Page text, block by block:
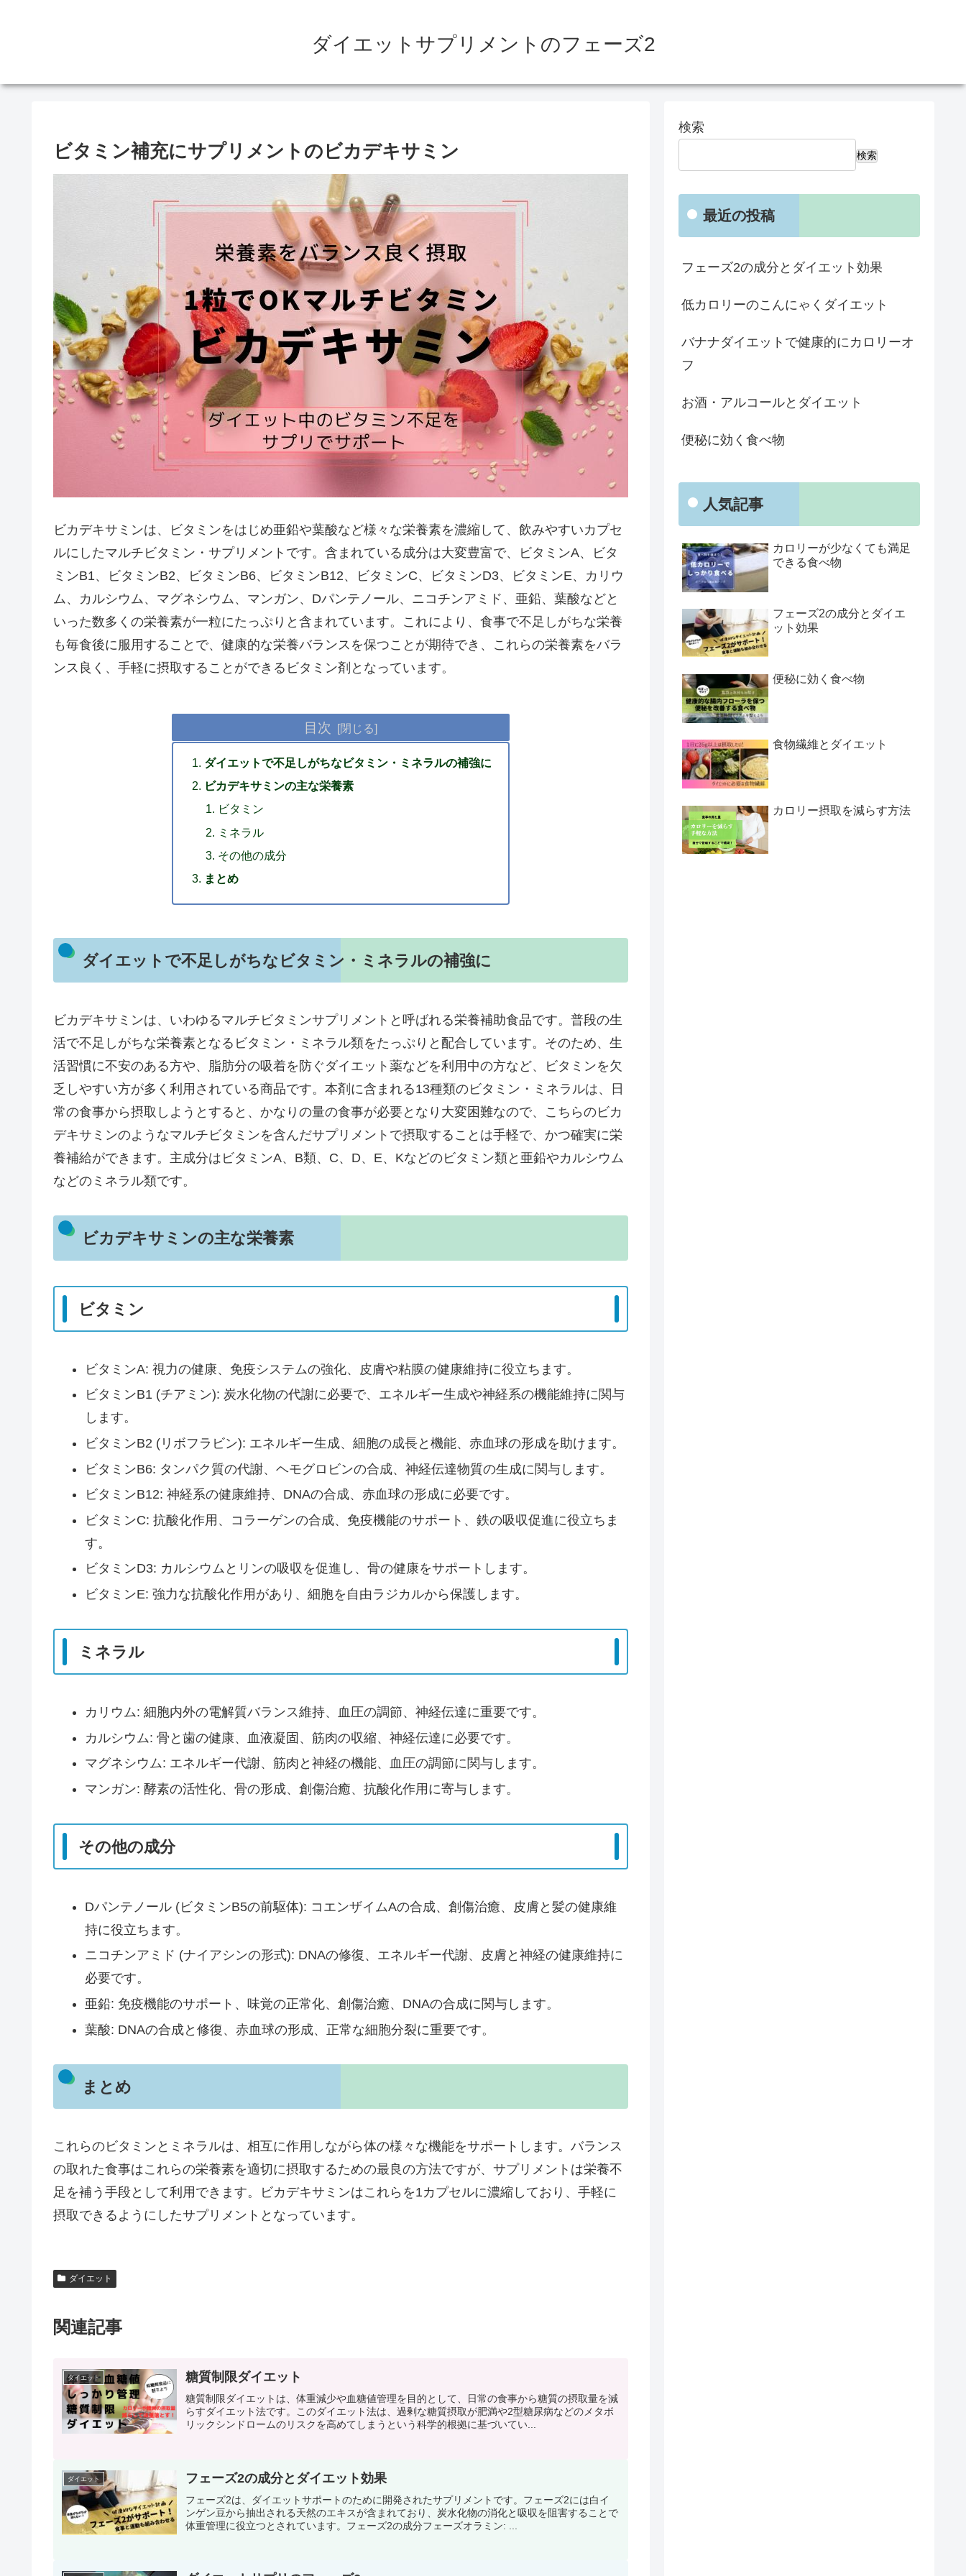
ダイエットサプリメントのフェーズ2
ビタミン補充にサプリメントのビカデキサミン
ビカデキサミンは、ビタミンをはじめ亜鉛や葉酸など様々な栄養素を濃縮して、飲みやすいカプセ
ルにしたマルチビタミン・サプリメントです。含まれている成分は大変豊富で、ビタミンA、ビタ
ミンB1、ビタミンB2、ビタミンB6、ビタミンB12、ビタミンC、ビタミンD3、ビタミンE、カリウ
ム、カルシウム、マグネシウム、マンガン、Dパンテノール、ニコチンアミド、亜鉛、葉酸などと
いった数多くの栄養素が一粒にたっぷりと含まれています。これにより、食事で不足しがちな栄養
も毎食後に服用することで、健康的な栄養バランスを保つことが期待でき、これらの栄養素をバラ
ンス良く、手軽に摂取することができるビタミン剤となっています​​。
目次
ダイエットで不足しがちなビタミン・ミネラルの補強に
ビカデキサミンの主な栄養素
ビタミン
ミネラル
その他の成分
まとめ
ダイエットで不足しがちなビタミン・ミネラルの補強に
ビカデキサミンは、いわゆるマルチビタミンサプリメントと呼ばれる栄養補助食品です。普段の生
活で不足しがちな栄養素となるビタミン・ミネラル類をたっぷりと配合しています。そのため、生
活習慣に不安のある方や、脂肪分の吸着を防ぐダイエット薬などを利用中の方など、ビタミンを欠
乏しやすい方が多く利用されている商品です。本剤に含まれる13種類のビタミン・ミネラルは、日
常の食事から摂取しようとすると、かなりの量の食事が必要となり大変困難なので、こちらのビカ
デキサミンのようなマルチビタミンを含んだサプリメントで摂取することは手軽で、かつ確実に栄
養補給ができます。主成分はビタミンA、B類、C、D、E、Kなどのビタミン類と亜鉛やカルシウム
などのミネラル類です​。
ビカデキサミンの主な栄養素
ビタミン
ビタミンA: 視力の健康、免疫システムの強化、皮膚や粘膜の健康維持に役立ちます。
ビタミンB1 (チアミン): 炭水化物の代謝に必要で、エネルギー生成や神経系の機能維持に関与
します。
ビタミンB2 (リボフラビン): エネルギー生成、細胞の成長と機能、赤血球の形成を助けます。
ビタミンB6: タンパク質の代謝、ヘモグロビンの合成、神経伝達物質の生成に関与します。
ビタミンB12: 神経系の健康維持、DNAの合成、赤血球の形成に必要です。
ビタミンC: 抗酸化作用、コラーゲンの合成、免疫機能のサポート、鉄の吸収促進に役立ちま
す。
ビタミンD3: カルシウムとリンの吸収を促進し、骨の健康をサポートします。
ビタミンE: 強力な抗酸化作用があり、細胞を自由ラジカルから保護します。
ミネラル
カリウム: 細胞内外の電解質バランス維持、血圧の調節、神経伝達に重要です。
カルシウム: 骨と歯の健康、血液凝固、筋肉の収縮、神経伝達に必要です。
マグネシウム: エネルギー代謝、筋肉と神経の機能、血圧の調節に関与します。
マンガン: 酵素の活性化、骨の形成、創傷治癒、抗酸化作用に寄与します。
その他の成分
Dパンテノール (ビタミンB5の前駆体): コエンザイムAの合成、創傷治癒、皮膚と髪の健康維
持に役立ちます。
ニコチンアミド (ナイアシンの形式): DNAの修復、エネルギー代謝、皮膚と神経の健康維持に
必要です。
亜鉛: 免疫機能のサポート、味覚の正常化、創傷治癒、DNAの合成に関与します。
葉酸: DNAの合成と修復、赤血球の形成、正常な細胞分裂に重要です。
まとめ
これらのビタミンとミネラルは、相互に作用しながら体の様々な機能をサポートします。バランス
の取れた食事はこれらの栄養素を適切に摂取するための最良の方法ですが、サプリメントは栄養不
足を補う手段として利用できます。ビカデキサミンはこれらを1カプセルに濃縮しており、手軽に
摂取できるようにしたサプリメントとなっています。
ダイエット
関連記事
ダイエット 糖質制限ダイエット
糖質制限ダイエットは、体重減少や血糖値管理を目的として、日常の食事から糖質の摂取量を減
らすダイエット法です。このダイエット法は、過剰な糖質摂取が肥満や2型糖尿病などのメタボ
リックシンドロームのリスクを高めてしまうという科学的根拠に基づいてい...
ダイエット フェーズ2の成分とダイエット効果
フェーズ2は、ダイエットサポートのために開発されたサプリメントです。フェーズ2には白イ
ンゲン豆から抽出される天然のエキスが含まれており、炭水化物の消化と吸収を阻害することで
体重管理に役立つとされています。フェーズ2の成分フェーズオラミン: ...
検索
検索
最近の投稿
フェーズ2の成分とダイエット効果
低カロリーのこんにゃくダイエット
バナナダイエットで健康的にカロリーオ
フ
お酒・アルコールとダイエット
便秘に効く食べ物
人気記事
カロリーが少なくても満足
できる食べ物
フェーズ2の成分とダイエ
ット効果
便秘に効く食べ物
食物繊維とダイエット
カロリー摂取を減らす方法